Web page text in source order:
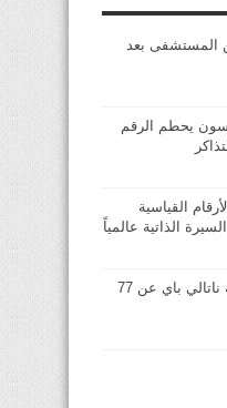
المستشفى بعد
يحطم الرقم
القياسية
الذاتية عالمياً
وفاة الممثلة الفرنسية ناتالي باي عن 77